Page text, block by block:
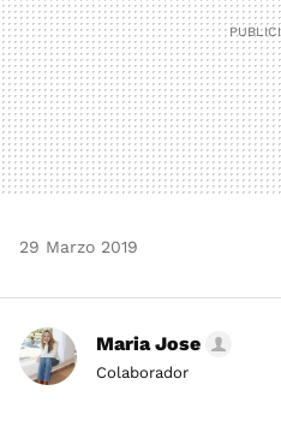
29 Marzo 2019
Maria Jose
Colaborador